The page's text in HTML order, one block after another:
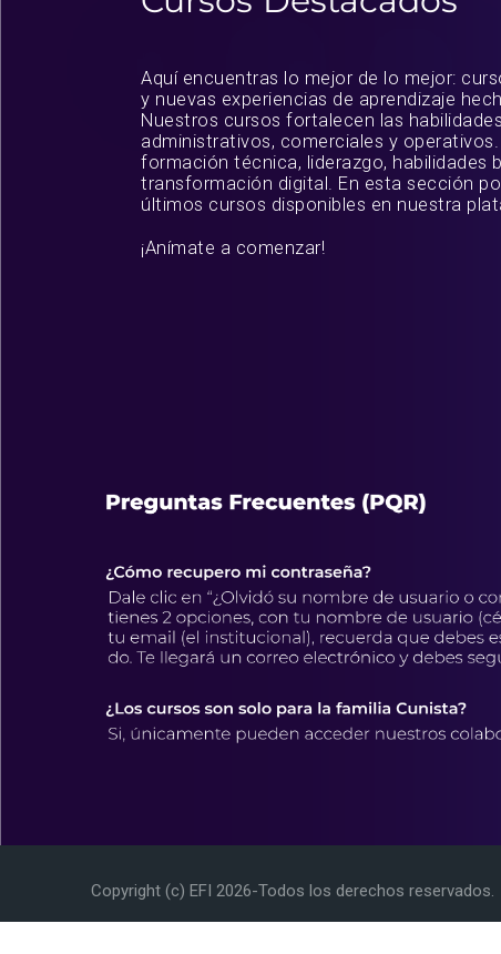
Aquí encuentras lo mejor de lo mejor:
y nuevas experiencias de aprendizaje
Nuestros cursos fortalecen las
administrativos, comerciales y
formación técnica, liderazgo, habilidades
transformación digital. En esta sección
últimos cursos disponibles en nuestra
¡Anímate a comenzar!